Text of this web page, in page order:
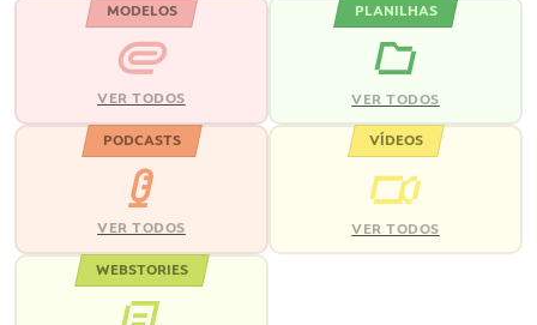
MODELOS
VER TODOS
PLANILHAS
VER TODOS
PODCASTS
VER TODOS
VÍDEOS
VER TODOS
WEBSTORIES